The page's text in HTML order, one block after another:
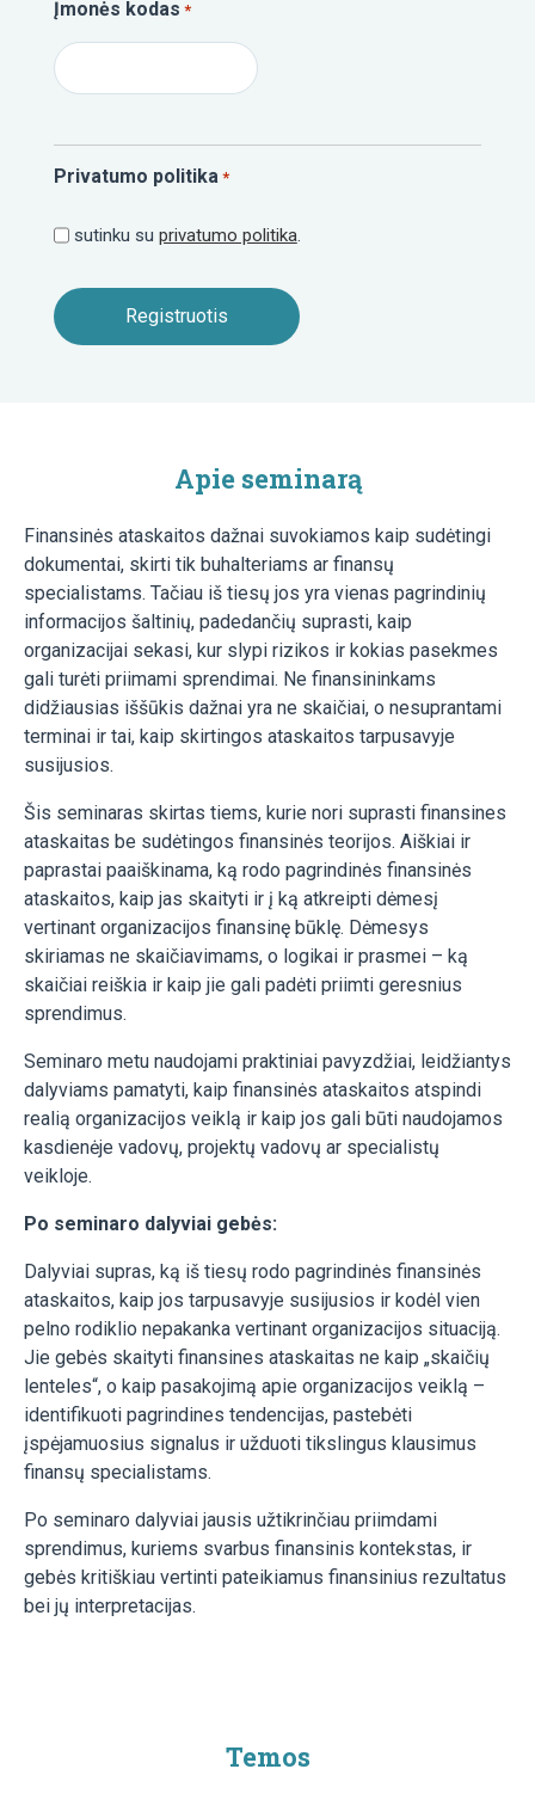
Įmonės kodas *
Privatumo politika *
sutinku su privatumo politika.
Apie seminarą
Finansinės ataskaitos dažnai suvokiamos kaip sudėtingi
dokumentai, skirti tik buhalteriams ar finansų
specialistams. Tačiau iš tiesų jos yra vienas pagrindinių
informacijos šaltinių, padedančių suprasti, kaip
organizacijai sekasi, kur slypi rizikos ir kokias pasekmes
gali turėti priimami sprendimai. Ne finansininkams
didžiausias iššūkis dažnai yra ne skaičiai, o nesuprantami
terminai ir tai, kaip skirtingos ataskaitos tarpusavyje
susijusios.
Šis seminaras skirtas tiems, kurie nori suprasti finansines
ataskaitas be sudėtingos finansinės teorijos. Aiškiai ir
paprastai paaiškinama, ką rodo pagrindinės finansinės
ataskaitos, kaip jas skaityti ir į ką atkreipti dėmesį
vertinant organizacijos finansinę būklę. Dėmesys
skiriamas ne skaičiavimams, o logikai ir prasmei – ką
skaičiai reiškia ir kaip jie gali padėti priimti geresnius
sprendimus.
Seminaro metu naudojami praktiniai pavyzdžiai, leidžiantys
dalyviams pamatyti, kaip finansinės ataskaitos atspindi
realią organizacijos veiklą ir kaip jos gali būti naudojamos
kasdienėje vadovų, projektų vadovų ar specialistų
veikloje.
Po seminaro dalyviai gebės:
Dalyviai supras, ką iš tiesų rodo pagrindinės finansinės
ataskaitos, kaip jos tarpusavyje susijusios ir kodėl vien
pelno rodiklio nepakanka vertinant organizacijos situaciją.
Jie gebės skaityti finansines ataskaitas ne kaip „skaičių
lenteles“, o kaip pasakojimą apie organizacijos veiklą –
identifikuoti pagrindines tendencijas, pastebėti
įspėjamuosius signalus ir užduoti tikslingus klausimus
finansų specialistams.
Po seminaro dalyviai jausis užtikrinčiau priimdami
sprendimus, kuriems svarbus finansinis kontekstas, ir
gebės kritiškiau vertinti pateikiamus finansinius rezultatus
bei jų interpretacijas.
Temos